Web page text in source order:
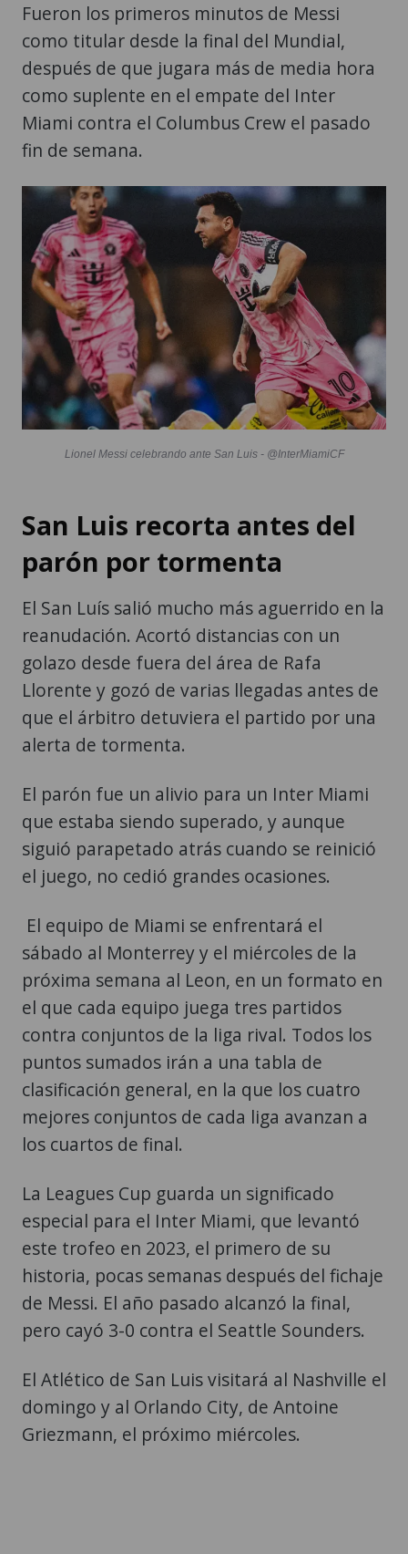
Fueron los primeros minutos de Messi
como titular desde la final del Mundial,
después de que jugara más de media hora
como suplente en el empate del Inter
Miami contra el Columbus Crew el pasado
fin de semana.
Lionel Messi celebrando ante San Luis - @InterMiamiCF
San Luis recorta antes del
parón por tormenta
El San Luís salió mucho más aguerrido en la
reanudación. Acortó distancias con un
golazo desde fuera del área de Rafa
Llorente y gozó de varias llegadas antes de
que el árbitro detuviera el partido por una
alerta de tormenta.
El parón fue un alivio para un Inter Miami
que estaba siendo superado, y aunque
siguió parapetado atrás cuando se reinició
el juego, no cedió grandes ocasiones.
El equipo de Miami se enfrentará el
sábado al Monterrey y el miércoles de la
próxima semana al Leon, en un formato en
el que cada equipo juega tres partidos
contra conjuntos de la liga rival. Todos los
puntos sumados irán a una tabla de
clasificación general, en la que los cuatro
mejores conjuntos de cada liga avanzan a
los cuartos de final.
La Leagues Cup guarda un significado
especial para el Inter Miami, que levantó
este trofeo en 2023, el primero de su
historia, pocas semanas después del fichaje
de Messi. El año pasado alcanzó la final,
pero cayó 3-0 contra el Seattle Sounders.
El Atlético de San Luis visitará al Nashville el
domingo y al Orlando City, de Antoine
Griezmann, el próximo miércoles.